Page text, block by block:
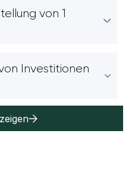
von 1
Investitionen